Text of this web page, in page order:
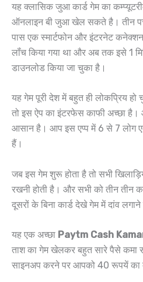
यह क्लासिक जुआ कार्ड गेम का
ऑनलाइन बी जुआ खेल सकते है। तीन
पास एक स्मार्टफोन और इंटरनेट कनेक्शन
लॉंच किया गया था और अब तक इसे 1
डाउनलोड किया जा चुका है।
यह गेम पूरी देश में बहुत ही लोकप्रिय
तो इस ऐप का इंटरफेस काफी अच्छा
आसान है। आप इस एप्प में 6 से 7
हैं।
जब इस गेम शुरू होता है तो सभी
रखनी होती है। और सभी को तीन तीन
दूसरों के बिना कार्ड देखे गेम में दांव
यह एक अच्छा Paytm Cash
ताश का गेम खेलकर बहुत सारे पैसे कमा
साइनअप करने पर आपको 40 रूपयें का